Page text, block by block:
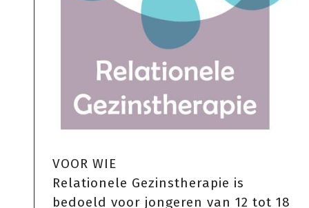
VOOR WIE
Relationele Gezinstherapie is
bedoeld voor jongeren van 12 tot 18